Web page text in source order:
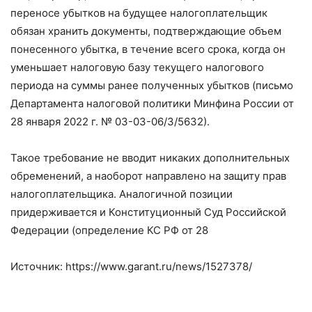
переносе убытков на будущее налогоплательщик
обязан хранить документы, подтверждающие объем
понесенного убытка, в течение всего срока, когда он
уменьшает налоговую базу текущего налогового
периода на суммы ранее полученных убытков (письмо
Департамента налоговой политики Минфина России от
28 января 2022 г. № 03-03-06/3/5632).
Такое требование не вводит никаких дополнительных
обременений, а наоборот направлено на защиту прав
налогоплательщика. Аналогичной позиции
придерживается и Конституционный Суд Российской
Федерации (определение КС РФ от 28
Источник: https://www.garant.ru/news/1527378/